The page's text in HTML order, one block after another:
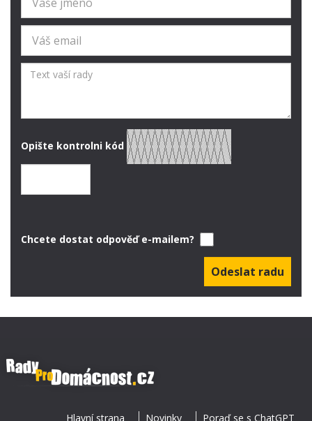
Opište kontrolni kód
Chcete dostat odpověď e-mailem?
Hlavní strana Novinky Poraď se s ChatGPT